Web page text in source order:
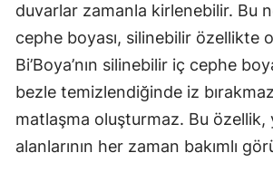
duvarlar zamanla kirlenebilir. Bu
cephe boyası, silinebilir özellikte
Bi’Boya’nın silinebilir iç cephe
bezle temizlendiğinde iz
matlaşma oluşturmaz. Bu özellik,
alanlarının her zaman bakımlı